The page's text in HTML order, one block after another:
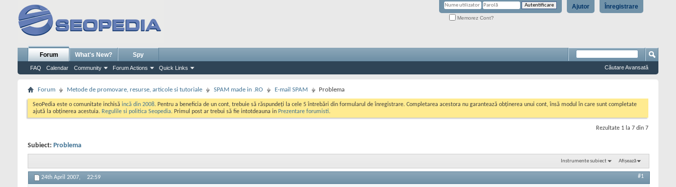
Înregistrare
Ajutor
Memorez Cont?
Forum
FAQ Calendar Community Forum Actions Quick Links
What's New? Spy
Căutare Avansată
Forum Metode de promovare, resurse, articole si tutoriale SPAM made in .RO E-mail SPAM Problema
SeoPedia este o comunitate inchisă incă din 2008. Pentru a beneficia de un cont, trebuie să răspundeți la cele 5 întrebări din formularul de înregistrare. Completarea acestora nu garantează obținerea unui cont, însă modul în care sunt completate
ajută la obținerea acestuia. Regulile si politica Seopedia. Primul post ar trebui să fie intotdeauna in Prezentare forumisti.
Rezultate 1 la 7 din 7
Subiect: Problema
Instrumente subiect Afișează
24th April 2007, 22:59 #1